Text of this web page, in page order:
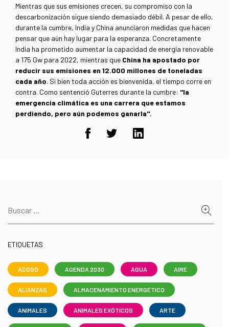
Mientras que sus emisiones crecen, su compromiso con la
descarbonización sigue siendo demasiado débil. A pesar de ello,
durante la cumbre, India y China anunciaron medidas que hacen
pensar que aún hay lugar para la esperanza. Concretamente
India ha prometido aumentar la capacidad de energía renovable
a 175 Gw para 2022, mientras que China ha apostado por
reducir sus emisiones en 12.000 millones de toneladas
cada año. Si bien toda acción es bienvenida, el tiempo corre en
contra. Como sentenció Guterres durante la cumbre: "la
emergencia climática es una carrera que estamos
perdiendo, pero aún podemos ganarla".
ETIQUETAS
ACOSO AGENDA 2030 AGUA AIRE
ALIANZAS ALMACENAMIENTO ENERGÉTICO
ANIMALES ANIMALES EXÓTICOS ARTE